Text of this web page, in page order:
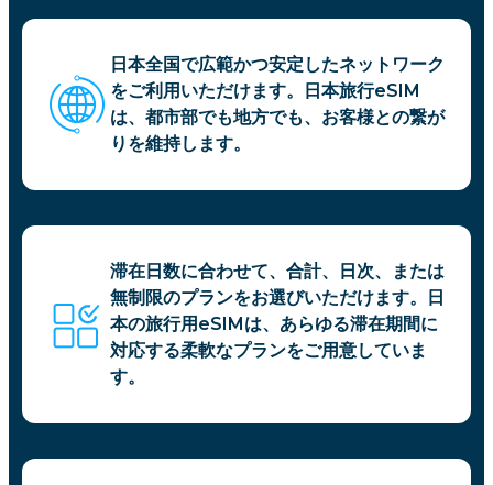
日本全国で広範かつ安定したネットワーク
をご利用いただけます。日本旅行eSIM
は、都市部でも地方でも、お客様との繋が
りを維持します。
滞在日数に合わせて、合計、日次、または
無制限のプランをお選びいただけます。日
本の旅行用eSIMは、あらゆる滞在期間に
対応する柔軟なプランをご用意していま
す。